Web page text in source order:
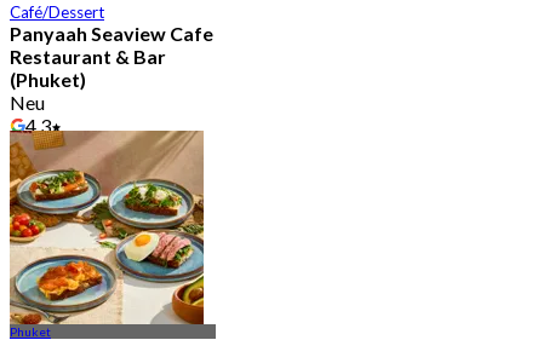
Café/Dessert
Panyaah Seaview Cafe
Restaurant & Bar
(Phuket)
Neu
4.3
Aus฿ 563
Phuket